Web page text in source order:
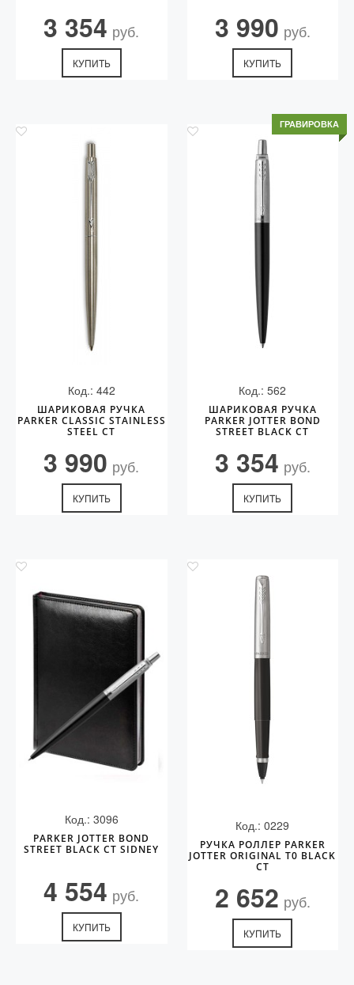
3 354 руб.
КУПИТЬ
3 990 руб.
КУПИТЬ
Код.: 442
ШАРИКОВАЯ РУЧКА
PARKER CLASSIC STAINLESS
STEEL CT
3 990 руб.
КУПИТЬ
ГРАВИРОВКА
Код.: 562
ШАРИКОВАЯ РУЧКА
PARKER JOTTER BOND
STREET BLACK CT
3 354 руб.
КУПИТЬ
Код.: 3096
PARKER JOTTER BOND
STREET BLACK CT SIDNEY
4 554 руб.
КУПИТЬ
Код.: 0229
РУЧКА РОЛЛЕР PARKER
JOTTER ORIGINAL T0 BLACK
СT
2 652 руб.
КУПИТЬ